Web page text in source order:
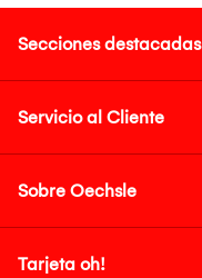
Secciones destacadas
Servicio al Cliente
Sobre Oechsle
Tarjeta oh!